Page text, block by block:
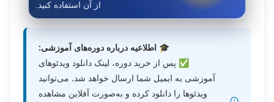
از آن استفاده کنید.
🎓 اطلاعیه درباره دوره‌های آموزشی:
✅ پس از خرید دوره، لینک دانلود ویدئوهای
آموزشی به ایمیل شما ارسال خواهد شد. می‌توانید
ویدئوها را دانلود کرده و به‌صورت آفلاین مشاهده